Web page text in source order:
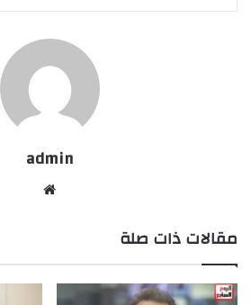
admin
مقالات ذات صلة